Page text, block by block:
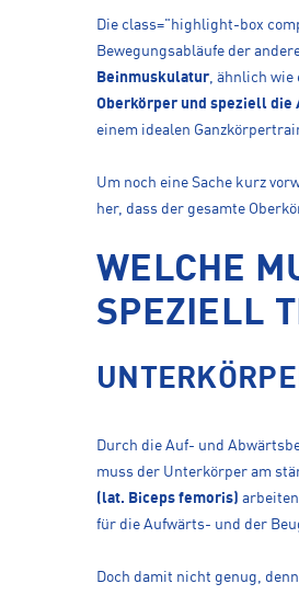
Die class="highlight-box
Bewegungsabläufe der
Beinmuskulatur, ähnlich wie
Oberkörper und speziell
einem idealen
Um noch eine Sache kurz
her, dass der gesamte
WELCHE
SPEZIELL
Durch die Auf- und
muss der Unterkörper am
(lat. Biceps femoris)
für die Aufwärts- und der
Doch damit nicht genug,